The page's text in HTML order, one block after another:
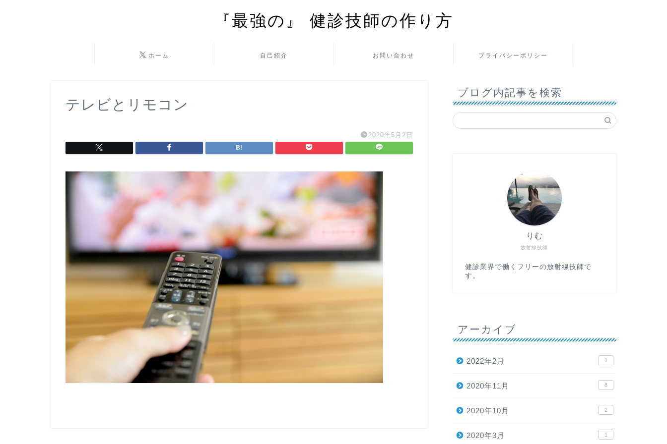
『最強の』 健診技師の作り方
ホーム 自己紹介 お問い合わせ プライバシーポリシー
テレビとリモコン
2020年5月2日
ブログ内記事を検索
放射線技師
りむ
健診業界で働くフリーの放射線技師で
す。
アーカイブ
2022年2月 1
2020年11月 8
2020年10月 2
2020年3月 1